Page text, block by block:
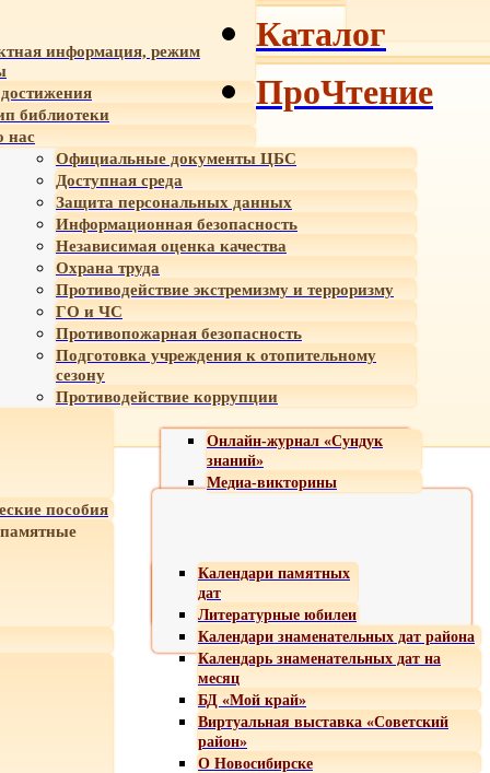
информация, режим
библиотеки
нас
Официальные документы ЦБС
Доступная среда
Защита персональных данных
Информационная безопасность
Независимая оценка качества
Охрана труда
Противодействие экстремизму и терроризму
ГО и ЧС
Противопожарная безопасность
Подготовка учреждения к отопительному
сезону
Противодействие коррупции
Онлайн-журнал «Сундук
знаний»
Медиа-викторины
пособия
Календари памятных
дат
Литературные юбилеи
Календари знаменательных дат района
Календарь знаменательных дат на
месяц
БД «Мой край»
Виртуальная выставка «Советский
район»
О Новосибирске
Каталог
ПроЧтение